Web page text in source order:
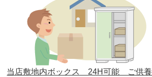
第26回人形供養祭平成28年12月
第25回人形供養祭 平成28年6月16
第24回人形供養祭 平成27年11月
第23回人形供養祭平成26年12月5
当店敷地内ボックス 24H可能 ご供養